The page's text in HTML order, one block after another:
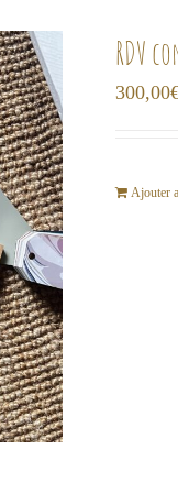
RDV
300,00
Ajouter